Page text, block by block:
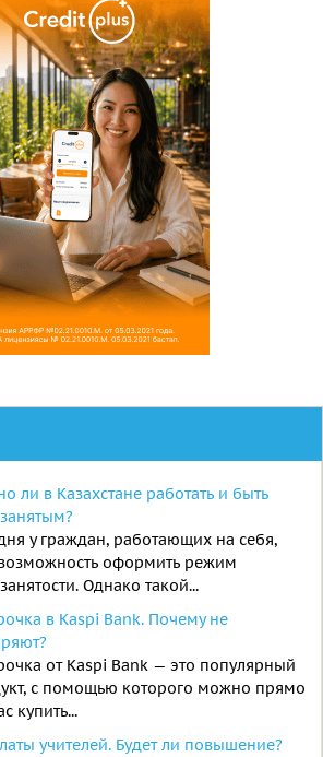
ли в Казахстане работать и быть
у граждан, работающих на себя,
оформить режим
Однако такой...
в Kaspi Bank. Почему не
от Kaspi Bank — это популярный
с помощью которого можно прямо
купить...
учителей. Будет ли повышение?